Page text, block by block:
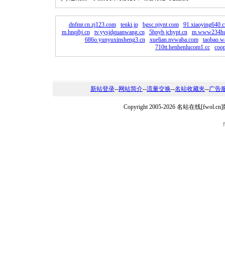
dnfmr.cn.zj123.com tenki.jp bgsc.njynt.com
m.hnqjbj.cn
tv.yysjdguanwang.cn 5hpyb.jchypt.cn
686o.yunyuxinsheng3.cn
xuelian.nvwaba.com
710tt.henhenlucom1.cc
新站登录--网站简介--流量交换--名站收藏夹--广告
Copyright 2005-2026 名站在线